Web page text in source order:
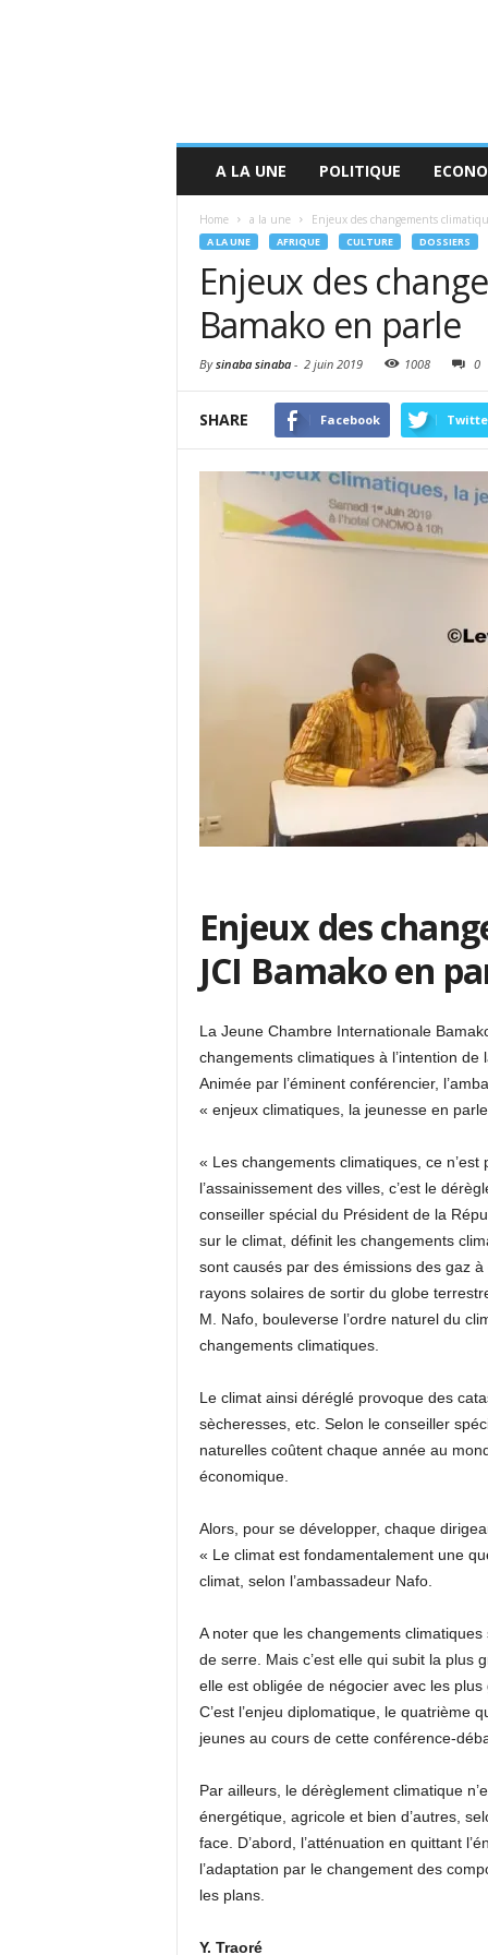
A LA UNE POLITIQUE
Home a la une Enjeux des changements
A LA UNE AFRIQUE CULTURE DOSSIERS
Enjeux des
Bamako en parle
Bysinaba sinaba- 2 juin 2019 1008 0
SHARE Facebook
Enjeux des
JCI Bamako en
La Jeune Chambre Internationale
changements climatiques à l’intention
Animée par l’éminent conférencier,
« enjeux climatiques, la jeunesse en parle
« Les changements climatiques, ce n’est
l’assainissement des villes, c’est le
conseiller spécial du Président de la
sur le climat, définit les changements
sont causés par des émissions des gaz
rayons solaires de sortir du globe
M. Nafo, bouleverse l’ordre naturel du
changements climatiques.
Le climat ainsi déréglé provoque des
sècheresses, etc. Selon le conseiller
naturelles coûtent chaque année au
économique.
Alors, pour se développer, chaque
« Le climat est fondamentalement une
climat, selon l’ambassadeur Nafo.
A noter que les changements
de serre. Mais c’est elle qui subit la plus
elle est obligée de négocier avec les
C’est l’enjeu diplomatique, le quatrième
jeunes au cours de cette conférence-
Par ailleurs, le dérèglement climatique
énergétique, agricole et bien d’autres,
face. D’abord, l’atténuation en quittant
l’adaptation par le changement des
les plans.
Y. Traoré